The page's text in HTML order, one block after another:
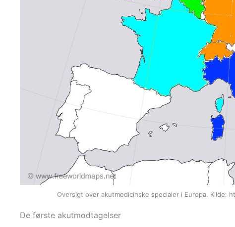
Oversigt over akutmedicinske specialer i Europa. Kilde:
De første akutmodtagelser